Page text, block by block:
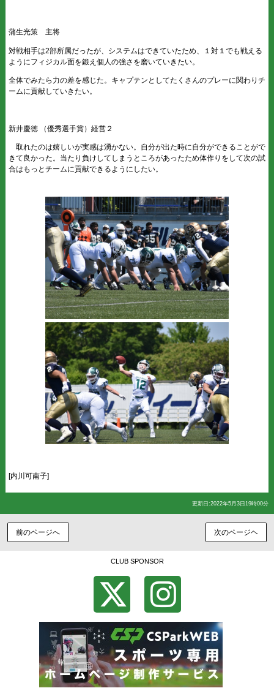
蒲生光策 主将
対戦相手は2部所属だったが、システムはできていたため、１対１でも戦える
ようにフィジカル面を鍛え個人の強さを磨いていきたい。
全体でみたら力の差を感じた。キャプテンとしてたくさんのプレーに関わりチ
ームに貢献していきたい。
新井慶徳 （優秀選手賞）経営２
取れたのは嬉しいが実感は湧かない。自分が出た時に自分ができることがで
きて良かった。当たり負けしてしまうところがあったため体作りをして次の試
合はもっとチームに貢献できるようにしたい。
[内川可南子]
更新日:2022年5月3日19時00分
前のページへ 次のページヘ
CLUB SPONSOR